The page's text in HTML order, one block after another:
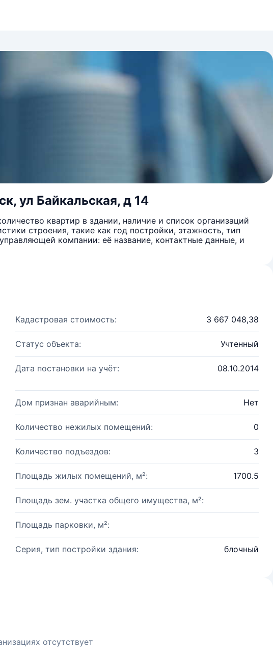
ул Байкальская, д 14
квартир в здании, наличие и список организаций
строения, такие как год постройки, этажность, тип
компании: её название, контактные данные, и
Кадастровая стоимость: 3 667 048,38
Статус объекта: Учтенный
Дата постановки на учёт: 08.10.2014
Дом признан аварийным: Нет
Количество нежилых помещений: 0
Количество подъездов: 3
Площадь жилых помещений, м²: 1700.5
Площадь зем. участка общего имущества, м²:
Площадь парковки, м²:
Серия, тип постройки здания: блочный
отсутствует